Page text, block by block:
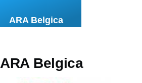
ARA Belgica
ARA Belgica